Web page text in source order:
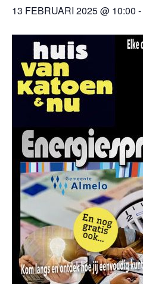
13 FEBRUARI 2025 @ 10:00 -